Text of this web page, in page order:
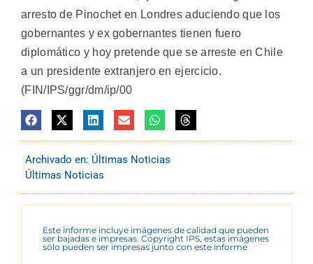
arresto de Pinochet en Londres aduciendo que los
gobernantes y ex gobernantes tienen fuero
diplomático y hoy pretende que se arreste en Chile
a un presidente extranjero en ejercicio.
(FIN/IPS/ggr/dm/ip/00
Archivado en: Últimas Noticias
Últimas Noticias
Este informe incluye imágenes de calidad que pueden
ser bajadas e impresas. Copyright IPS, estas imágenes
sólo pueden ser impresas junto con este informe